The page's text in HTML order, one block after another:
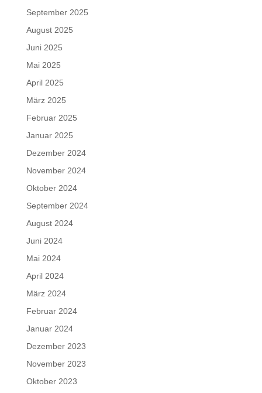
September 2025
August 2025
Juni 2025
Mai 2025
April 2025
März 2025
Februar 2025
Januar 2025
Dezember 2024
November 2024
Oktober 2024
September 2024
August 2024
Juni 2024
Mai 2024
April 2024
März 2024
Februar 2024
Januar 2024
Dezember 2023
November 2023
Oktober 2023